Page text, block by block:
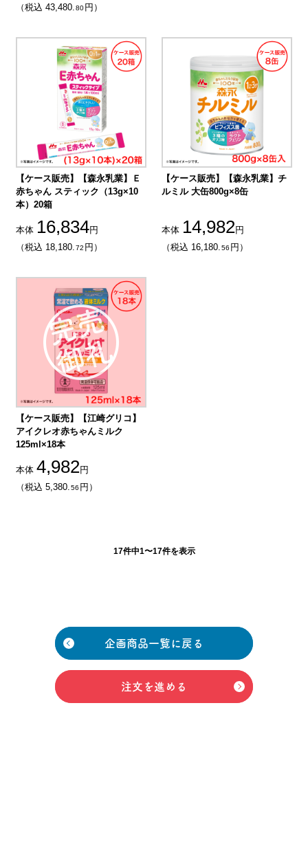
（税込 43,480. 80 円）
【ケース販売】【森永乳業】Ｅ
赤ちゃん スティック（13g×10
本）20箱
本体 16,834円
（税込 18,180. 72 円）
【ケース販売】【森永乳業】チ
ルミル 大缶800g×8缶
本体 14,982円
（税込 16,180. 56 円）
【ケース販売】【江崎グリコ】
アイクレオ赤ちゃんミルク
125ml×18本
本体 4,982円
（税込 5,380. 56 円）
17件中1〜17件を表示
企画商品一覧に戻る
注文を進める